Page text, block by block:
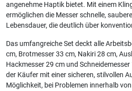
angenehme Haptik bietet. Mit einem
ermöglichen die Messer schnelle,
Lebensdauer, die deutlich über
Das umfangreiche Set deckt alle
cm, Brotmesser 33 cm, Nakiri 28 cm,
Hackmesser 29 cm und
der Käufer mit einer sicheren, stilvollen
Möglichkeit, bei Problemen innerhalb